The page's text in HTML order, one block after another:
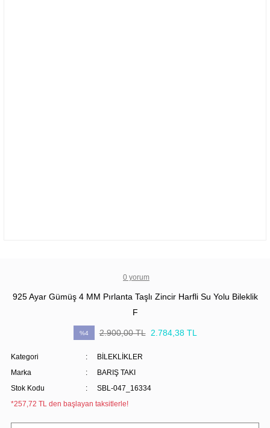
0 yorum
925 Ayar Gümüş 4 MM Pırlanta Taşlı Zincir Harfli Su Yolu Bileklik
F
%4 2.900,00 TL 2.784,38 TL
Kategori
BİLEKLİKLER
Marka
BARIŞ TAKI
Stok Kodu
SBL-047_16334
*257,72 TL den başlayan taksitlerle!